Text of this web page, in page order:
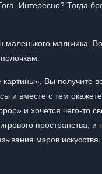
Интересно? Тогда
маленького мальчика.
Вы получите
и вместе с тем
и хочется чего-то
пространства,
мэров искусства.